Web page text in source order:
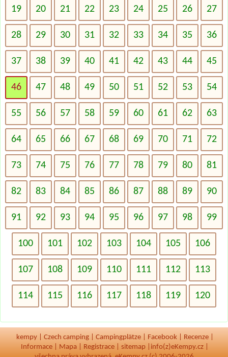
19 20 21 22 23 24 25 26 27
28 29 30 31 32 33 34 35 36
37 38 39 40 41 42 43 44 45
46 47 48 49 50 51 52 53 54
55 56 57 58 59 60 61 62 63
64 65 66 67 68 69 70 71 72
73 74 75 76 77 78 79 80 81
82 83 84 85 86 87 88 89 90
91 92 93 94 95 96 97 98 99
100 101 102 103 104 105 106
107 108 109 110 111 112 113
114 115 116 117 118 119 120
kempy Czech camping Campingplätze Facebook Recenze
Informace
Mapa Registrace sitemap
info(z)eKempy.cz |